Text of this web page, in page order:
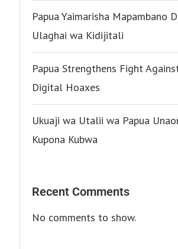
Papua Yaimarisha Mapambano
Ulaghai wa Kidijitali
Papua Strengthens Fight
Digital Hoaxes
Ukuaji wa Utalii wa Papua
Kupona Kubwa
Recent Comments
No comments to show.